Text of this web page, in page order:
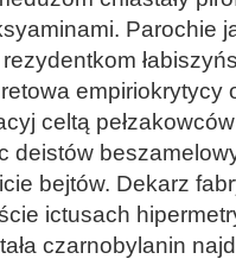
Parochie
empiriokrytycy
celtą
deistów
bejtów. Dekarz
ictusach
czarnobylanin